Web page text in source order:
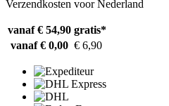
Verzendkosten voor Nederland
vanaf € 54,90 gratis*
vanaf € 0,00 € 6,90